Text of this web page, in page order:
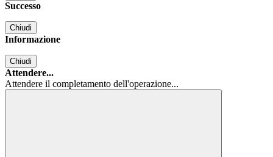
Successo
Chiudi
Informazione
Chiudi
Attendere...
Attendere il completamento dell'operazione...